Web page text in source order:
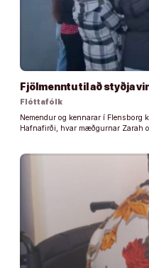
Fjölmenntu til að styðja
Flóttafólk
Nemendur og kennarar í
Hafnafirði, hvar mæðgurnar Zarah